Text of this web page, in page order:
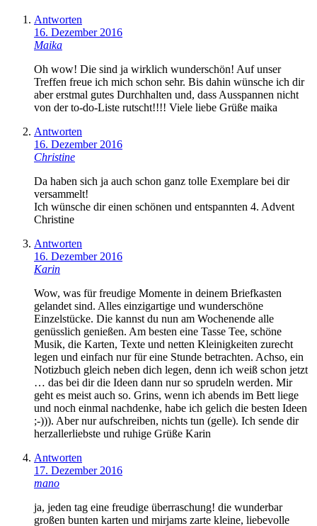
Antworten
16. Dezember 2016
Maika
Oh wow! Die sind ja wirklich wunderschön! Auf unser
Treffen freue ich mich schon sehr. Bis dahin wünsche ich dir
aber erstmal gutes Durchhalten und, dass Ausspannen nicht
von der to-do-Liste rutscht!!!! Viele liebe Grüße maika
Antworten
16. Dezember 2016
Christine
Da haben sich ja auch schon ganz tolle Exemplare bei dir
versammelt!
Ich wünsche dir einen schönen und entspannten 4. Advent
Christine
Antworten
16. Dezember 2016
Karin
Wow, was für freudige Momente in deinem Briefkasten
gelandet sind. Alles einzigartige und wunderschöne
Einzelstücke. Die kannst du nun am Wochenende alle
genüsslich genießen. Am besten eine Tasse Tee, schöne
Musik, die Karten, Texte und netten Kleinigkeiten zurecht
legen und einfach nur für eine Stunde betrachten. Achso, ein
Notizbuch gleich neben dich legen, denn ich weiß schon jetzt
… das bei dir die Ideen dann nur so sprudeln werden. Mir
geht es meist auch so. Grins, wenn ich abends im Bett liege
und noch einmal nachdenke, habe ich gelich die besten Ideen
;-))). Aber nur aufschreiben, nichts tun (gelle). Ich sende dir
herzallerliebste und ruhige Grüße Karin
Antworten
17. Dezember 2016
mano
ja, jeden tag eine freudige überraschung! die wunderbar
großen bunten karten und mirjams zarte kleine, liebevolle